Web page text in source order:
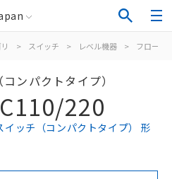
> スイッチ > レベル機器 > フロート
ンパクトタイプ）
220
ッチ（コンパクトタイプ） 形